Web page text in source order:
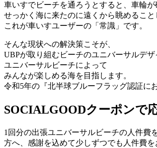
⾞いすでビーチを通ろうとすると、⾞輪が
せっかく海に来たのに遠くから眺めること
これが⾞いすユーザーの「常識」です。
そんな現状への解決策こそが、
UBPが取り組むビーチのユニバーサルデザ
ユニバーサルビーチによって
みんなが楽しめる海を⽬指します。
令和5年の『北半球ブルーフラッグ認証に
SOCIALGOODクーポンで
1回分の出張ユニバーサルビーチの人件費
方へ、感謝を込めて少しずつでも人件費を